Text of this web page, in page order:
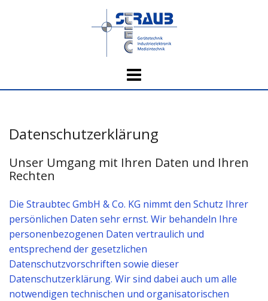
Datenschutzerklärung
Unser Umgang mit Ihren Daten und Ihren
Rechten
Die Straubtec GmbH & Co. KG nimmt den Schutz Ihrer
persönlichen Daten sehr ernst. Wir behandeln Ihre
personenbezogenen Daten vertraulich und
entsprechend der gesetzlichen
Datenschutzvorschriften sowie dieser
Datenschutzerklärung. Wir sind dabei auch um alle
notwendigen technischen und organisatorischen